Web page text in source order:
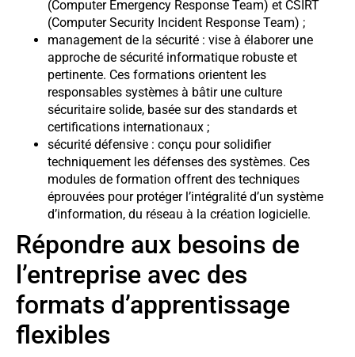
(Computer Emergency Response Team) et CSIRT
(Computer Security Incident Response Team) ;
management de la sécurité : vise à élaborer une
approche de sécurité informatique robuste et
pertinente. Ces formations orientent les
responsables systèmes à bâtir une culture
sécuritaire solide, basée sur des standards et
certifications internationaux ;
sécurité défensive : conçu pour solidifier
techniquement les défenses des systèmes. Ces
modules de formation offrent des techniques
éprouvées pour protéger l’intégralité d’un système
d’information, du réseau à la création logicielle.
Répondre aux besoins de
l’entreprise avec des
formats d’apprentissage
flexibles